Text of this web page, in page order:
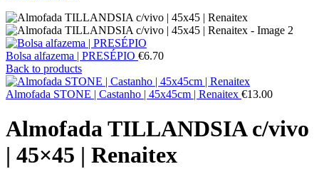
Bolsa alfazema | PRESÉPIO €6.70
Back to products
Almofada STONE | Castanho | 45x45cm | Renaitex €13.00
Almofada TILLANDSIA c/vivo
| 45×45 | Renaitex